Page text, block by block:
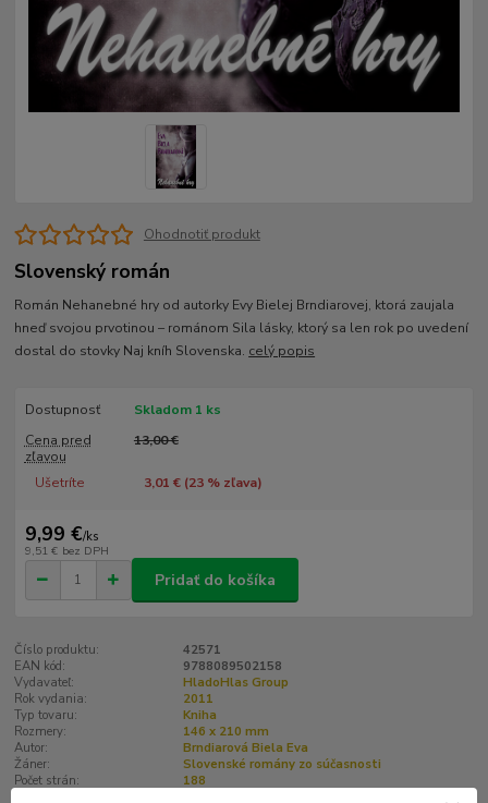
Ohodnotiť produkt
Slovenský román
Román Nehanebné hry od autorky Evy Bielej Brndiarovej, ktorá zaujala
hneď svojou prvotinou – románom Sila lásky, ktorý sa len rok po uvedení
dostal do stovky Naj kníh Slovenska. celý popis
Dostupnosť
Skladom 1 ks
Cena pred
zľavou
13,00 €
Ušetríte 3,01 € (23% zľava)
9,99 €/ks
9,51 € bez DPH
Pridať do košíka
Číslo produktu:
42571
EAN kód:
9788089502158
Vydavateľ:
HladoHlas Group
Rok vydania:
2011
Typ tovaru:
Kniha
Rozmery:
146 x 210 mm
Autor:
Brndiarová Biela Eva
Žáner:
Slovenské romány zo súčasnosti
Počet strán:
188